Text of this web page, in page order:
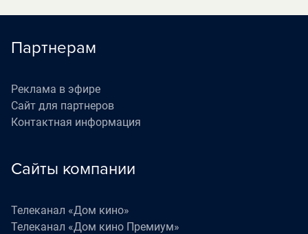
Партнерам
Реклама в эфире
Сайт для партнеров
Контактная информация
Сайты компании
Телеканал «Дом кино»
Телеканал «Дом кино Премиум»